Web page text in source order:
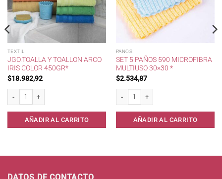
TEXTIL
JGO.TOALLA Y TOALLON ARCO
IRIS COLOR 450GR*
$18.982,92
Jgo.Toalla y Toallon Arco Iris Color 450gr* cantidad
AÑADIR AL CARRITO
PANOS
SET 5 PAÑOS 590 MICROFIBRA
MULTIUSO 30×30 *
$2.534,87
Set 5 Paños 590 Microfibra Multiuso
AÑADIR AL CARRITO